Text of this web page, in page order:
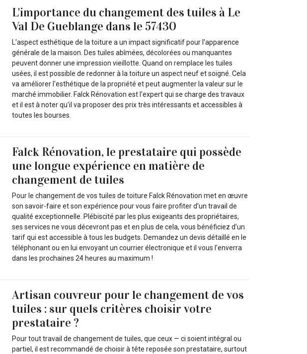
L'importance du changement des tuiles à Le
Val De Gueblange dans le 57430
L'aspect esthétique de la toiture a un impact significatif pour l'apparence
générale de la maison. Des tuiles abîmées, décolorées ou manquantes
peuvent donner une impression vieillotte. Quand on remplace les tuiles
usées, il est possible de redonner à la toiture un aspect neuf et soigné. Cela
va améliorer l'esthétique de la propriété et peut augmenter la valeur sur le
marché immobilier. Falck Rénovation est l'expert qui se charge des travaux
et il est à noter qu'il va proposer des prix très intéressants et accessibles à
toutes les bourses.
Falck Rénovation, le prestataire qui possède
une longue expérience en matière de
changement de tuiles
Pour le changement de vos tuiles de toiture Falck Rénovation met en œuvre
son savoir-faire et son expérience pour vous faire profiter d’un travail de
qualité exceptionnelle. Plébiscité par les plus exigeants des propriétaires,
ses services ne vous décevront pas et en plus de cela, vous bénéficiez d’un
tarif qui est accessible à tous les budgets. Demandez un devis détaillé en le
téléphonant ou en lui envoyant un courrier électronique et il vous l’enverra
dans les prochaines 24 heures au maximum !
Artisan couvreur pour le changement de vos
tuiles : sur quels critères choisir votre
prestataire ?
Pour tout travail de changement de tuiles, que ceux — ci soient intégral ou
partiel, il est recommandé de choisir à tête reposée son prestataire, surtout